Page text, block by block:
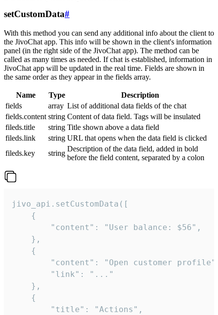
setCustomData#
With this method you can send any additional info about the client to
the JivoChat app. This info will be shown in the client's information
panel (in the right side of the JivoChat app). The method can be
called as many times as needed. If chat is established, information in
JivoChat app will be updated in the real time. Fields are shown in
the same order as they appear in the fields array.
Name Type
Description
fields
array List of additional data fields of the chat
fields.content string Content of data field. Tags will be insulated
fileds.title
string Title shown above a data field
fileds.link
string URL that opens when the data field is clicked
fileds.key
string
Description of the data field, added in bold
before the field content, separated by a colon
jivo_api.setCustomData([
    {
        "content": "User balance: $56",
    },
    {
"content": "Open customer
        "link": "..."
    },
    {
        "title": "Actions",